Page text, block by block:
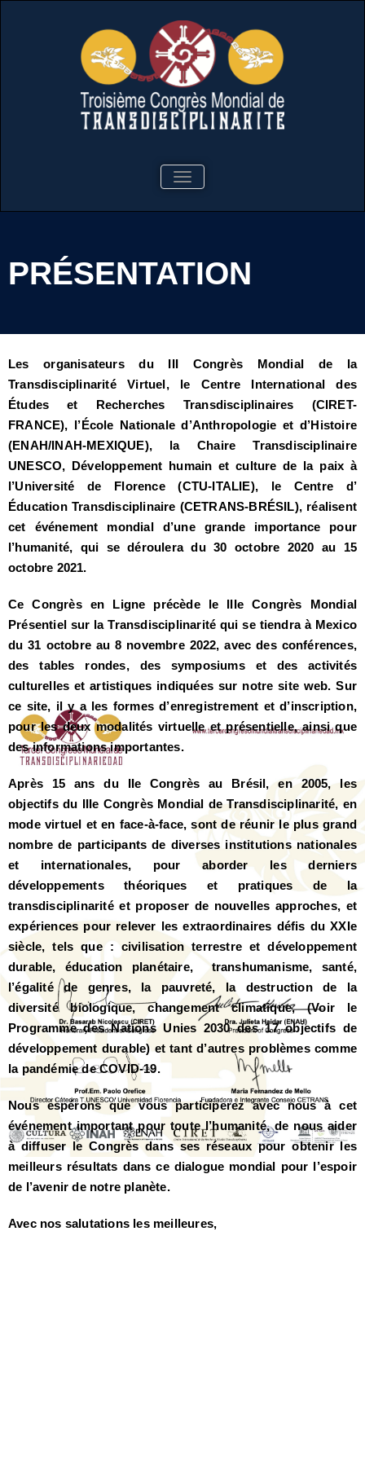
Congreso
Tercer Congreso Mundial de TD
ALTERNAR LA NAVEGACIÓN
PRÉSENTATION
Les organisateurs du III Congrès Mondial de la
Transdisciplinarité Virtuel, le Centre International des
Études et Recherches Transdisciplinaires (CIRET-
FRANCE), l’École Nationale d’Anthropologie et d’Histoire
(ENAH/INAH-MEXIQUE), la Chaire Transdisciplinaire
UNESCO, Développement humain et culture de la paix à
l’Université de Florence (CTU-ITALIE), le Centre d’
Éducation Transdisciplinaire (CETRANS-BRÉSIL), réalisent
cet événement mondial d’une grande importance pour
l’humanité, qui se déroulera du 30 octobre 2020 au 15
octobre 2021.
Ce Congrès en Ligne précède le IIIe Congrès Mondial
Présentiel sur la Transdisciplinarité qui se tiendra à Mexico
du31 octobreau 8 novembre 2022, avec des conférences,
des tables rondes, des symposiums et des activités
culturelles et artistiques indiquées sur notre site web. Sur
ce site, il y a les formes d’enregistrement et d’inscription,
pour les deux modalités virtuelle et présentielle, ainsi que
des informations importantes.
Après 15 ans du IIe Congrès au Brésil, en 2005, les
objectifs du IIIe Congrès Mondial de Transdisciplinarité, en
mode virtuel et en face-à-face, sont de réunir le plus grand
nombre de participants de diverses institutions nationales
et internationales, pour aborder les derniers
développements théoriques et pratiques de la
transdisciplinarité et proposer de nouvelles approches, et
expériences pour relever les extraordinaires défis du XXIe
siècle, tels que : civilisation terrestre et développement
durable, éducation planétaire, transhumanisme, santé,
l’égalité de genres, la pauvreté, la destruction de la
diversité biologique, changement climatique, (Voir le
Programme des Nations Unies 2030 des 17 objectifs de
développement durable) et tant d’autres problèmes comme
la pandémie de COVID-19.
Nous espérons que vous participerez avec nous à cet
événement important pour toute l’humanité, de nous aider
à diffuser le Congrès dans ses réseaux pour obtenir les
meilleurs résultats dans ce dialogue mondial pour l’espoir
de l’avenir de notre planète.
Avec nos salutations les meilleures,